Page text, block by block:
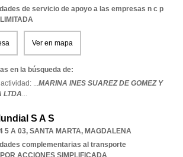
de servicio de apoyo a las empresas n c p
Ver en mapa
en la búsqueda de:
...MARINA INES SUAREZ DE GOMEZ Y
LTDA...
S A S
5 A 03, SANTA MARTA, MAGDALENA
complementarias al transporte
ACCIONES SIMPLIFICADA